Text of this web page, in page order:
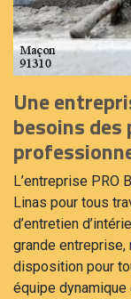
Une
besoins
L’entreprise PRO
Linas pour tous
d’entretien
grande
disposition pour
équipe